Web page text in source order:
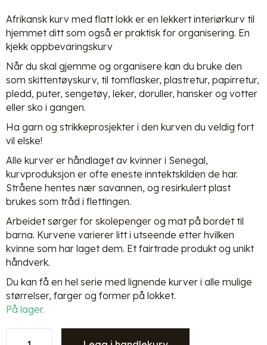
Afrikansk kurv med flatt lokk er en lekkert interiørkurv til
hjemmet ditt som også er praktisk for organisering. En
kjekk oppbevaringskurv
Når du skal gjemme og organisere kan du bruke den
som skittentøyskurv, til tomflasker, plastretur, papirretur,
pledd, puter, sengetøy, leker, doruller, hansker og votter
eller sko i gangen.
Ha garn og strikkeprosjekter i den kurven du veldig fort
vil elske!
Alle kurver er håndlaget av kvinner i Senegal,
kurvproduksjon er ofte eneste inntektskilden de har.
Stråene hentes nær savannen, og resirkulert plast
brukes som tråd i flettingen.
Arbeidet sørger for skolepenger og mat på bordet til
barna. Kurvene varierer litt i utseende etter hvilken
kvinne som har laget dem. Et fairtrade produkt og unikt
håndverk.
Du kan få en hel serie med lignende kurver i alle mulige
størrelser, farger og former på lokket.
På lager.